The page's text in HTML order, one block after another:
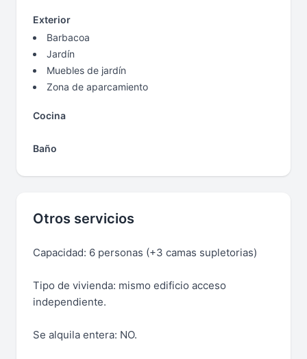
Exterior
Barbacoa
Jardín
Muebles de jardín
Zona de aparcamiento
Cocina
Baño
Otros servicios
Capacidad: 6 personas (+3 camas supletorias)
Tipo de vivienda: mismo edificio acceso
independiente.
Se alquila entera: NO.